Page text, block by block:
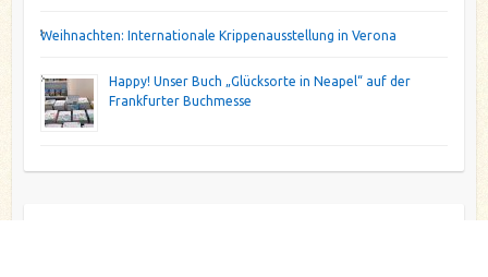
Weihnachten: Internationale Krippenausstellung in Verona
Happy! Unser Buch „Glücksorte in Neapel“ auf der
Frankfurter Buchmesse